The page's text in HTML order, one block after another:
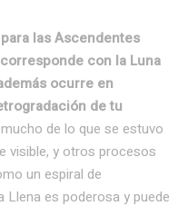
las Ascendentes
con la Luna
ocurre en
de tu
de lo que se estuvo
visible, y otros procesos
un espiral de
Llena es poderosa y puede